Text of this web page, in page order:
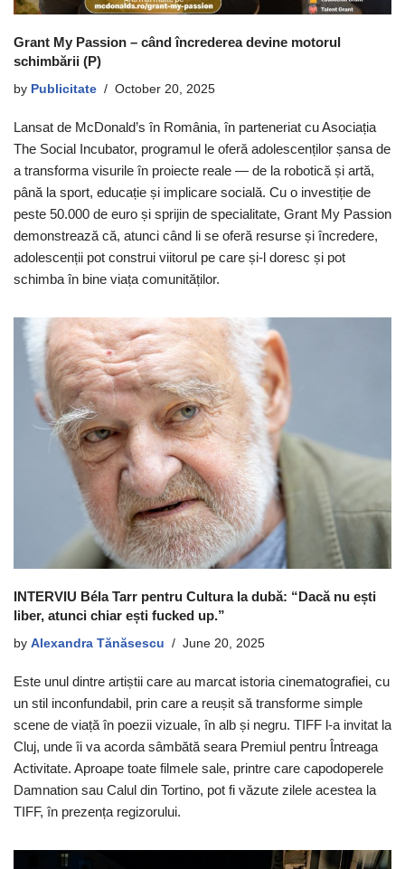
Grant My Passion – când încrederea devine motorul
schimbării (P)
by Publicitate October 20, 2025
Lansat de McDonald’s în România, în parteneriat cu Asociația
The Social Incubator, programul le oferă adolescenților șansa de
a transforma visurile în proiecte reale — de la robotică și artă,
până la sport, educație și implicare socială. Cu o investiție de
peste 50.000 de euro și sprijin de specialitate, Grant My Passion
demonstrează că, atunci când li se oferă resurse și încredere,
adolescenții pot construi viitorul pe care și-l doresc și pot
schimba în bine viața comunităților.
INTERVIU Béla Tarr pentru Cultura la dubă: “Dacă nu ești
liber, atunci chiar ești fucked up.”
by Alexandra Tănăsescu June 20, 2025
Este unul dintre artiștii care au marcat istoria cinematografiei, cu
un stil inconfundabil, prin care a reușit să transforme simple
scene de viață în poezii vizuale, în alb și negru. TIFF l-a invitat la
Cluj, unde îi va acorda sâmbătă seara Premiul pentru Întreaga
Activitate. Aproape toate filmele sale, printre care capodoperele
Damnation sau Calul din Tortino, pot fi văzute zilele acestea la
TIFF, în prezența regizorului.